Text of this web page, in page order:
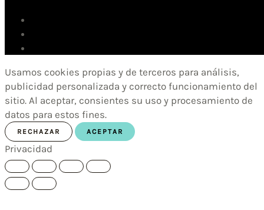
Usamos cookies propias y de terceros para análisis,
publicidad personalizada y correcto funcionamiento del
sitio. Al aceptar, consientes su uso y procesamiento de
datos para estos fines.
RECHAZAR ACEPTAR
Privacidad